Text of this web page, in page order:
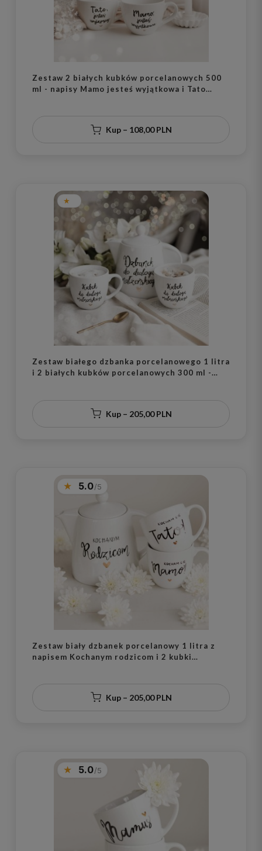
Zestaw 2 białych kubków porcelanowych 500
ml - napisy Mamo jesteś wyjątkowa i Tato
Kup – 108,00 PLN
Zestaw białego dzbanka porcelanowego 1 litra
i 2 białych kubków porcelanowych 300 ml -
Kup – 205,00 PLN
5.0
Zestaw biały dzbanek porcelanowy 1 litra z
napisem Kochanym rodzicom i 2 kubki
Tato dla rodziców na rocznicę ślubu
Kup – 205,00 PLN
5.0